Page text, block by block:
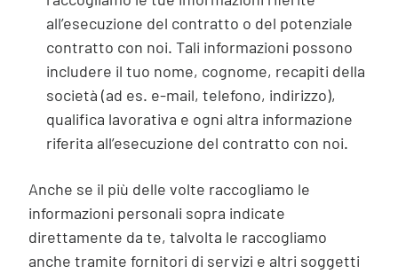
all’esecuzione del contratto o del potenziale
contratto con noi. Tali informazioni possono
includere il tuo nome, cognome, recapiti della
società (ad es. e-mail, telefono, indirizzo),
qualifica lavorativa e ogni altra informazione
riferita all’esecuzione del contratto con noi.
Anche se il più delle volte raccogliamo le
informazioni personali sopra indicate
direttamente da te, talvolta le raccogliamo
anche tramite fornitori di servizi e altri soggetti